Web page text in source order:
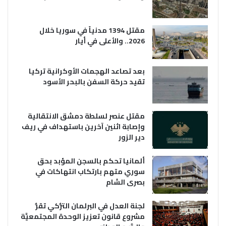
مقتل 1394 مدنياً في سوريا خلال
2026.. والأعلى في أيار
بعد تصاعد الهجمات الأوكرانية تركيا
تقيد حركة السفن بالبحر الأسود
مقتل عنصر لسلطة دمشق الانتقالية
وإصابة اثنين آخرين باستهداف في ريف
دير الزور
ألمانيا تحكم بالسجن المؤبد بحق
سوري متهم بارتكاب انتهاكات في
بصرى الشام
لجنة العدل في البرلمان التُّركي تقرُّ
مشروع قانون تعزيز الوحدة المجتمعيَّة